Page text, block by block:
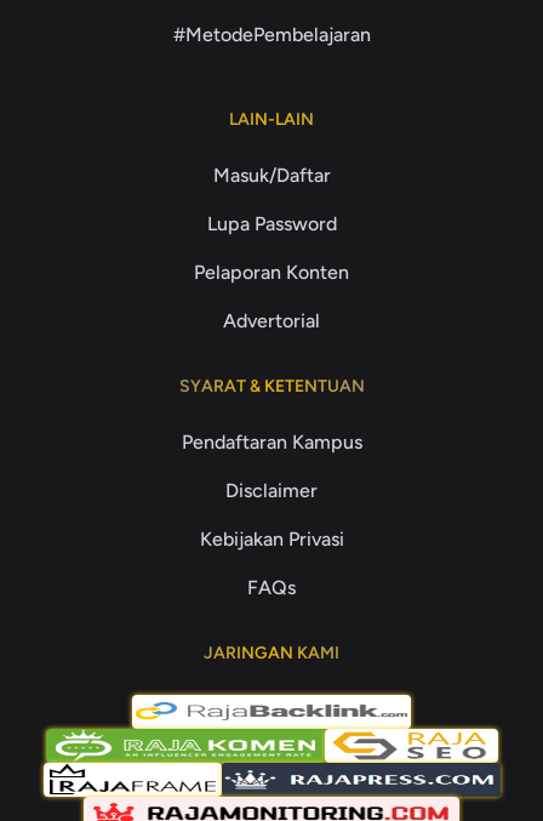
#MetodePembelajaran
LAIN-LAIN
Masuk/Daftar
Lupa Password
Pelaporan Konten
Advertorial
SYARAT & KETENTUAN
Pendaftaran Kampus
Disclaimer
Kebijakan Privasi
FAQs
JARINGAN KAMI